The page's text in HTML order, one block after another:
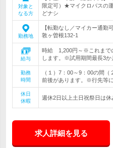
対象と
なる方
限定可）★マイクロバスの
どナシ
勤務地
【転勤なし／マイカー通勤
敦ヶ曽根132-1
給与
時給 1,200円～※これまで
します。※試用期間最長3か
勤務
時間
（１）7：00～9：00の間
前後があります。※行先等
休日
休暇
週休2日以上土日祝祭日は休
求人詳細を見る